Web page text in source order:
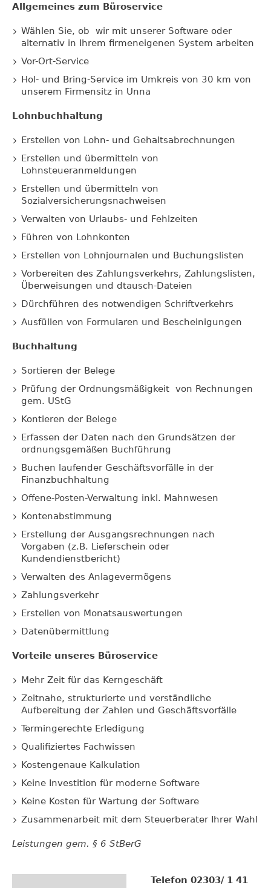
Allgemeines zum Büroservice
Wählen Sie, ob wir mit unserer Software oder
alternativ in Ihrem firmeneigenen System arbeiten
Vor-Ort-Service
Hol- und Bring-Service im Umkreis von 30 km von
unserem Firmensitz in Unna
Lohnbuchhaltung
Erstellen von Lohn- und Gehaltsabrechnungen
Erstellen und übermitteln von
Lohnsteueranmeldungen
Erstellen und übermitteln von
Sozialversicherungsnachweisen
Verwalten von Urlaubs- und Fehlzeiten
Führen von Lohnkonten
Erstellen von Lohnjournalen und Buchungslisten
Vorbereiten des Zahlungsverkehrs, Zahlungslisten,
Überweisungen und dtausch-Dateien
Dürchführen des notwendigen Schriftverkehrs
Ausfüllen von Formularen und Bescheinigungen
Buchhaltung
Sortieren der Belege
Prüfung der Ordnungsmäßigkeit von Rechnungen
gem. UStG
Kontieren der Belege
Erfassen der Daten nach den Grundsätzen der
ordnungsgemäßen Buchführung
Buchen laufender Geschäftsvorfälle in der
Finanzbuchhaltung
Offene-Posten-Verwaltung inkl. Mahnwesen
Kontenabstimmung
Erstellung der Ausgangsrechnungen nach
Vorgaben (z.B. Lieferschein oder
Kundendienstbericht)
Verwalten des Anlagevermögens
Zahlungsverkehr
Erstellen von Monatsauswertungen
Datenübermittlung
Vorteile unseres Büroservice
Mehr Zeit für das Kerngeschäft
Zeitnahe, strukturierte und verständliche
Aufbereitung der Zahlen und Geschäftsvorfälle
Termingerechte Erledigung
Qualifiziertes Fachwissen
Kostengenaue Kalkulation
Keine Investition für moderne Software
Keine Kosten für Wartung der Software
Zusammenarbeit mit dem Steuerberater Ihrer Wahl
Leistungen gem. § 6 StBerG
Telefon 02303/ 1 41